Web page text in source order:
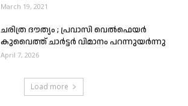
March 19, 2021
ചരിത്ര ദൗത്യം ; പ്രവാസി വെൽഫെയർ
കുവൈത്ത് ചാർട്ടർ വിമാനം പറന്നുയർന്നു
April 7, 2026
Load more